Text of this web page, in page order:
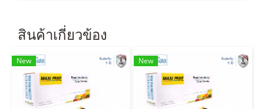
สินค้าเกี่ยวข้อง
New New